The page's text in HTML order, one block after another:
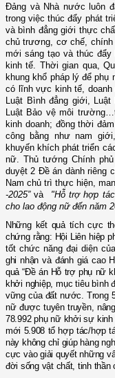
Đảng và Nhà nước luôn
trong việc thúc đẩy phát
và bình đẳng giới thực
chủ trương, cơ chế, chính
mới sáng tạo và thúc
kinh tế
Thời gian qua,
khung khổ pháp lý để
có lĩnh vực kinh tế,
Luật Bình đẳng giới,
Luật Bảo vệ môi trường…
kinh doanh; đồng thời
công bằng như nam giới
khuyến khích phát triển
nữ. Thủ tướngChính
duyệt 2 Đề án dành riêng
Nam chủ trì thực hiện,
-2025”và "Hỗ trợ hợp
cho lao động nữ đến năm
Những kết quả tích cực
chứng rằng: Hội Liên hiệp
tốt chức năng đại diện
ghi nhận và đánh giá cao
quả “Đề án Hỗ trợ phụ nữ
khởi nghiệp, mục tiêu bình
vững của đất nước. Trong
nữ được tuyên truyền,
78.992 phụ nữ khởi sự
mới 5.908 tổ hợp tác/hợp
này không chỉ giúp hàng
cực vào giải quyết những
đời sống vật chất, tinh thần